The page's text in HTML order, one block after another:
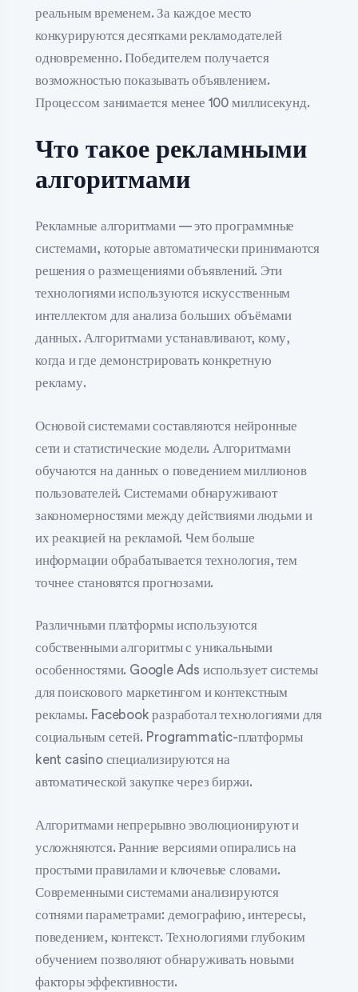
реальным временем. За каждое место
конкурируются десятками рекламодателей
одновременно. Победителем получается
возможностью показывать объявлением.
Процессом занимается менее 100 миллисекунд.
Что такое рекламными
алгоритмами
Рекламные алгоритмами — это программные
системами, которые автоматически принимаются
решения о размещениями объявлений. Эти
технологиями используются искусственным
интеллектом для анализа больших объёмами
данных. Алгоритмами устанавливают, кому,
когда и где демонстрировать конкретную
рекламу.
Основой системами составляются нейронные
сети и статистические модели. Алгоритмами
обучаются на данных о поведением миллионов
пользователей. Системами обнаруживают
закономерностями между действиями людьми и
их реакцией на рекламой. Чем больше
информации обрабатывается технология, тем
точнее становятся прогнозами.
Различными платформы используются
собственными алгоритмы с уникальными
особенностями. Google Ads использует системы
для поискового маркетингом и контекстным
рекламы. Facebook разработал технологиями для
социальным сетей. Programmatic-платформы
kent casino специализируются на
автоматической закупке через биржи.
Алгоритмами непрерывно эволюционируют и
усложняются. Ранние версиями опирались на
простыми правилами и ключевые словами.
Современными системами анализируются
сотнями параметрами: демографию, интересы,
поведением, контекст. Технологиями глубоким
обучением позволяют обнаруживать новыми
факторы эффективности.